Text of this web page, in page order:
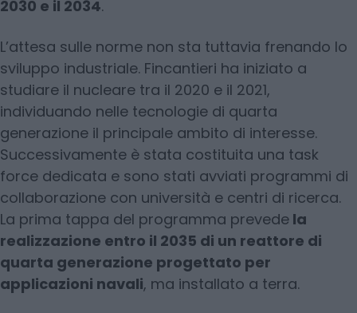
2030 e il 2034.
L’attesa sulle norme non sta tuttavia frenando lo
sviluppo industriale. Fincantieri ha iniziato a
studiare il nucleare tra il 2020 e il 2021,
individuando nelle tecnologie di quarta
generazione il principale ambito di interesse.
Successivamente è stata costituita una task
force dedicata e sono stati avviati programmi di
collaborazione con università e centri di ricerca.
La prima tappa del programma prevede la
realizzazione entro il 2035 di un reattore di
quarta generazione progettato per
applicazioni navali, ma installato a terra.